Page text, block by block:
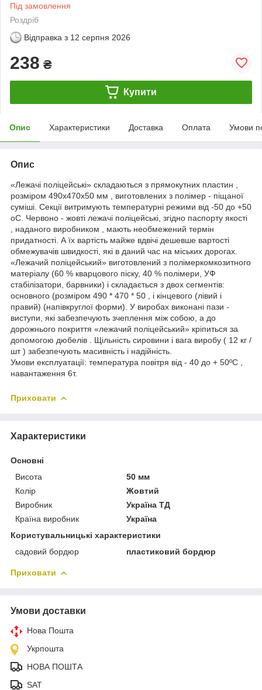
Під замовлення
Роздріб
Відправка з 12 серпня 2026
238 ₴
Купити
Опис Характеристики Доставка Оплата Умови
Опис
«Лежачі поліцейські» складаються з прямокутних пластин ,
розміром 490х470х50 мм , виготовлених з полімер - піщаної
суміші. Секції витримують температурні режими від -50 до +50
оС. Червоно - жовті лежачі поліцейські, згідно паспорту якості
, наданого виробником , мають необмежений термін
придатності. А їх вартість майже вдвічі дешевше вартості
обмежувачів швидкості, які в даний час на міських дорогах.
«Лежачий поліцейський» виготовлений з полімеркомкозитного
матеріалу (60 % кварцового піску, 40 % полімери, УФ
стабілізатори, барвники) і складається з двох сегментів:
основного (розміром 490 * 470 * 50 , і кінцевого (лівий і
правий) (напівкруглої форми). У виробах виконані пази -
виступи, які забезпечують зчеплення між собою, а до
дорожнього покриття «лежачий поліцейський» кріпиться за
допомогою дюбелів . Щільність сировини і вага виробу ( 12 кг /
шт ) забезпечують масивність і надійність.
Умови експлуатації: температура повітря від - 40 до + 50ºС ,
навантаження 6т.
Приховати
Характеристики
Основні
Висота
50 мм
Колір
Жовтий
Виробник
Україна ТД
Країна виробник
Україна
Користувальницькі характеристики
садовий бордюр
пластиковий бордюр
Приховати
Умови доставки
Нова Пошта
Укрпошта
НОВА ПОШТА
SAT